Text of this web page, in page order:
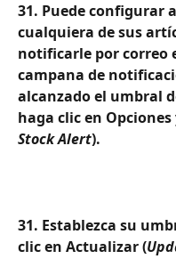
31. Puede configurar
cualquiera de sus
notificarle por correo
campana de
alcanzado el umbral
haga clic en
Stock Alert).
31. Establezca su
clic en Actualizar (